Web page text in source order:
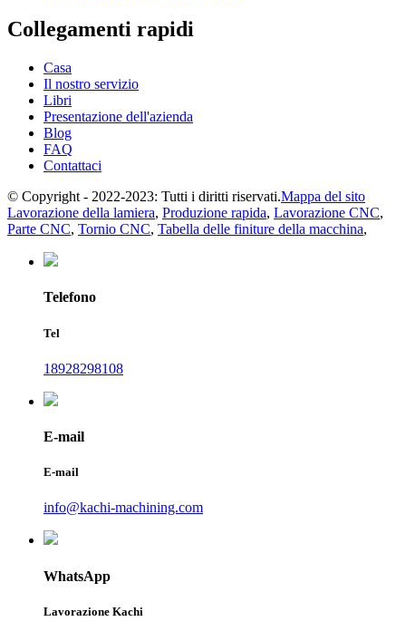
Collegamenti rapidi
Casa
Il nostro servizio
Libri
Presentazione dell'azienda
Blog
FAQ
Contattaci
© Copyright - 2022-2023: Tutti i diritti riservati.Mappa del sito
Lavorazione della lamiera, Produzione rapida, Lavorazione CNC,
Parte CNC, Tornio CNC, Tabella delle finiture della macchina,
Telefono
Tel
18928298108
E-mail
E-mail
info@kachi-machining.com
WhatsApp
Lavorazione Kachi